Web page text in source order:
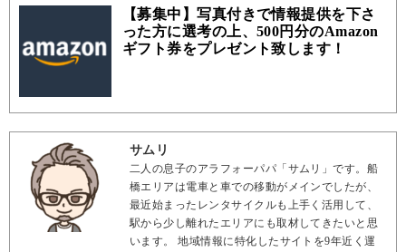
【募集中】写真付きで情報提供を下さ
った方に選考の上、500円分のAmazon
ギフト券をプレゼント致します！
サムリ
二人の息子のアラフォーパパ「サムリ」です。船
橋エリアは電車と車での移動がメインでしたが、
最近始まったレンタサイクルも上手く活用して、
駅から少し離れたエリアにも取材してきたいと思
います。 地域情報に特化したサイトを9年近く運